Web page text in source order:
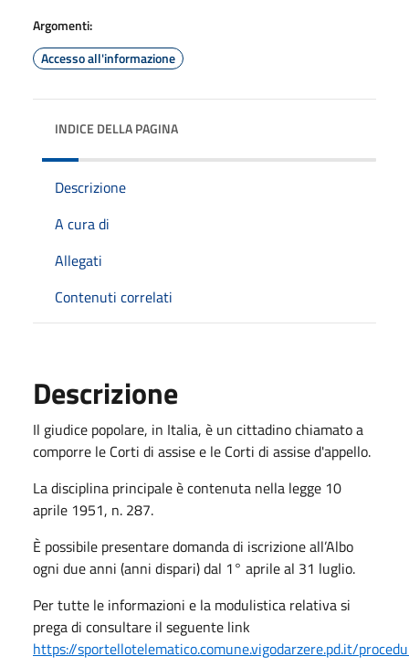
Argomenti:
Accesso all'informazione
INDICE DELLA PAGINA
Descrizione
A cura di
Allegati
Contenuti correlati
Descrizione
Il giudice popolare, in Italia, è un cittadino chiamato a
comporre le Corti di assise e le Corti di assise d'appello.
La disciplina principale è contenuta nella legge 10
aprile 1951, n. 287.
È possibile presentare domanda di iscrizione all’Albo
ogni due anni (anni dispari) dal 1° aprile al 31 luglio.
Per tutte le informazioni e la modulistica relativa si
prega di consultare il seguente link
https://sportellotelematico.comune.vigodarzere.pd.it/